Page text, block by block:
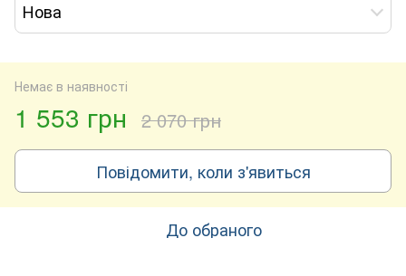
Нова
Немає в наявності
1 553 грн 2 070 грн
Повідомити, коли з'явиться
До обраного